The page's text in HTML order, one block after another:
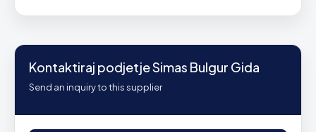
Kontaktiraj podjetje Simas Bulgur Gida
Send an inquiry to this supplier